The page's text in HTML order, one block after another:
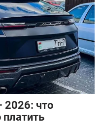
2026: что
платить